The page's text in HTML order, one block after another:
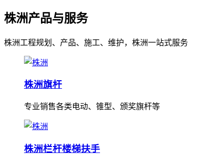
株洲产品与服务
株洲工程规划、产品、施工、维护，株洲一站式服务
株洲旗杆
专业销售各类电动、锥型、颁奖旗杆等
株洲栏杆楼梯扶手